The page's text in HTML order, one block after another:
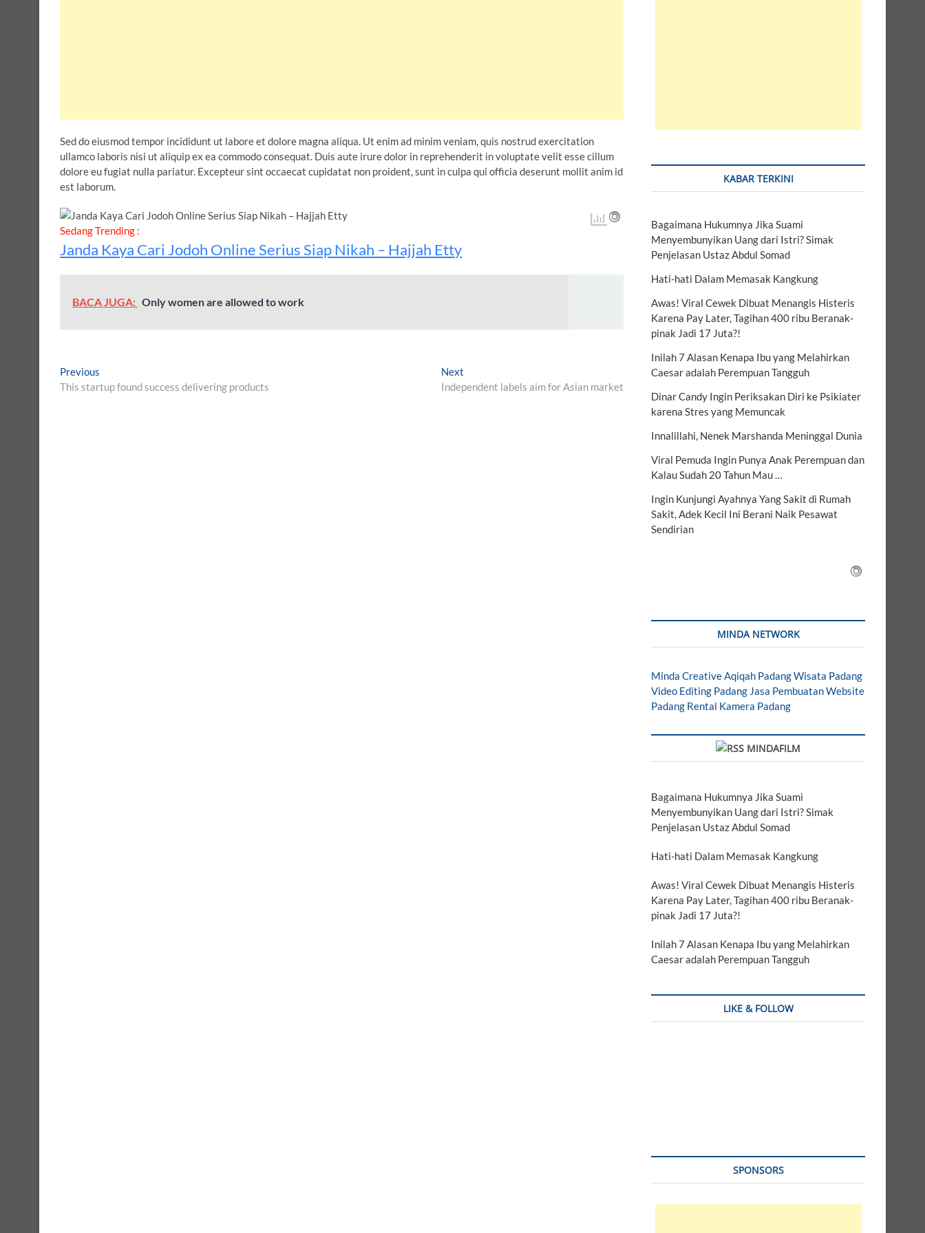
Sed do eiusmod tempor incididunt ut labore et dolore magna aliqua. Ut enim ad minim veniam, quis nostrud exercitation
ullamco laboris nisi ut aliquip ex ea commodo consequat. Duis aute irure dolor in reprehenderit in voluptate velit esse cillum
dolore eu fugiat nulla pariatur. Excepteur sint occaecat cupidatat non proident, sunt in culpa qui officia deserunt mollit anim id
est laborum.
Sedang Trending :
Janda Kaya Cari Jodoh Online Serius Siap Nikah – Hajjah Etty
BACA JUGA: Only women are allowed to work
Post
navigation
Previous
post:
This startup found success delivering products
Next
post:
Independent labels aim for Asian market
KABAR TERKINI
Bagaimana Hukumnya Jika Suami
Menyembunyikan Uang dari Istri? Simak
Penjelasan Ustaz Abdul Somad
Hati-hati Dalam Memasak Kangkung
Awas! Viral Cewek Dibuat Menangis Histeris
Karena Pay Later, Tagihan 400 ribu Beranak-
pinak Jadi 17 Juta?!
Inilah 7 Alasan Kenapa Ibu yang Melahirkan
Caesar adalah Perempuan Tangguh
Dinar Candy Ingin Periksakan Diri ke Psikiater
karena Stres yang Memuncak
Innalillahi, Nenek Marshanda Meninggal Dunia
Viral Pemuda Ingin Punya Anak Perempuan dan
Kalau Sudah 20 Tahun Mau …
Ingin Kunjungi Ayahnya Yang Sakit di Rumah
Sakit, Adek Kecil Ini Berani Naik Pesawat
Sendirian
MINDA NETWORK
Minda CreativeAqiqah PadangWisata Padang
Video Editing Padang Jasa Pembuatan Website
Padang Rental Kamera Padang
MINDAFILM
Bagaimana Hukumnya Jika Suami
Menyembunyikan Uang dari Istri? Simak
Penjelasan Ustaz Abdul Somad
Hati-hati Dalam Memasak Kangkung
Awas! Viral Cewek Dibuat Menangis Histeris
Karena Pay Later, Tagihan 400 ribu Beranak-
pinak Jadi 17 Juta?!
Inilah 7 Alasan Kenapa Ibu yang Melahirkan
Caesar adalah Perempuan Tangguh
LIKE & FOLLOW
SPONSORS